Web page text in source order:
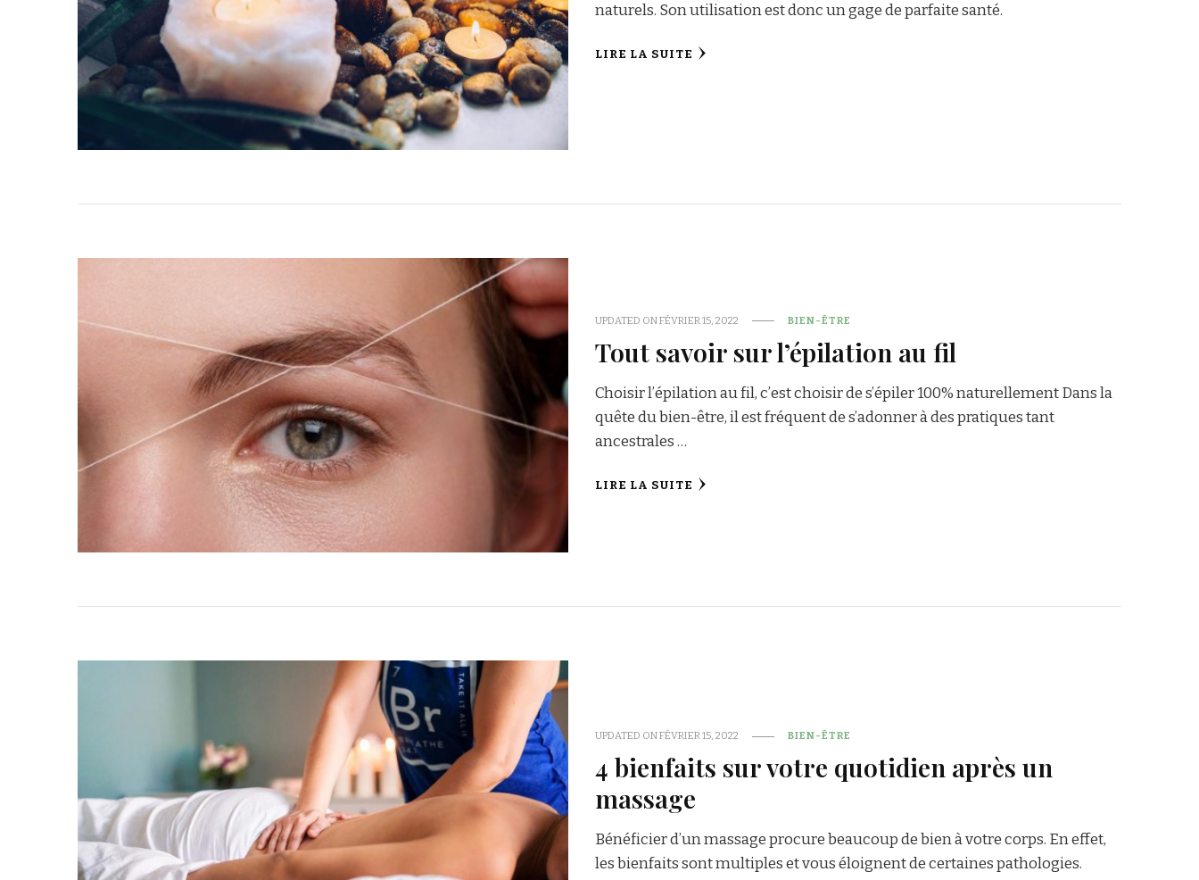
naturels. Son utilisation est donc un gage de parfaite santé.
LIRE LA SUITE
UPDATED ONFÉVRIER 15, 2022 BIEN-ÊTRE
Tout savoir sur l’épilation au fil
Choisir l’épilation au fil, c’est choisir de s’épiler 100% naturellement Dans la
quête du bien-être, il est fréquent de s’adonner à des pratiques tant
ancestrales …
LIRE LA SUITE
UPDATED ONFÉVRIER 15, 2022 BIEN-ÊTRE
4 bienfaits sur votre quotidien après un
massage
Bénéficier d’un massage procure beaucoup de bien à votre corps. En effet,
les bienfaits sont multiples et vous éloignent de certaines pathologies.